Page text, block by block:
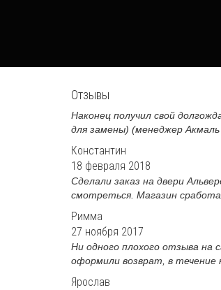
Отзывы
Наконец получил свой
для замены) (менеджер Акмаль
Константин
18 февраля 2018
Сделали заказ на двери
смотреться. Магазин
Римма
27 ноября 2017
Ни одного плохого отзыва на
оформили возврат, в течение
Ярослав